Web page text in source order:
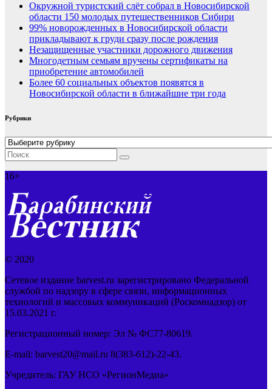
Окружной туристский слёт собрал в Новосибирской
области 150 молодых путешественников Сибири
99% новорожденных в Новосибирской области
прикладывают к груди сразу после рождения
Незащищенные участники дорожного движения
Многодетным семьям вручены сертификаты на
приобретение автомобилей
Более 60 социальных объектов появятся в
Новосибирской области в ближайшие три года
Рубрики
Рубрики
16+
© 2020
Сетевое издание barvest.ru зарегистрировано Федеральной
службой по надзору в сфере связи, информационных
технологий и массовых коммуникаций (Роскомнадзор) от
15.03.2021 г.
Регистрационный номер: Эл № ФС77-80619.
E-mail: barvest20@mail.ru 8(383-612)-22-43.
Учредитель: ГАУ НСО «РегионМедиа»